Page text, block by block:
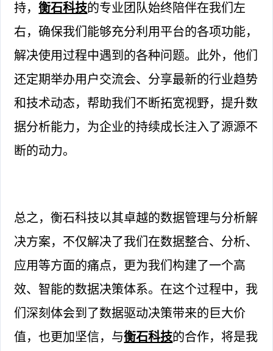
持，衡石科技的专业团队始终陪伴在我们左
右，确保我们能够充分利用平台的各项功能，
解决使用过程中遇到的各种问题。此外，他们
还定期举办用户交流会、分享最新的行业趋势
和技术动态，帮助我们不断拓宽视野，提升数
据分析能力，为企业的持续成长注入了源源不
断的动力。
总之，衡石科技以其卓越的数据管理与分析解
决方案，不仅解决了我们在数据整合、分析、
应用等方面的痛点，更为我们构建了一个高
效、智能的数据决策体系。在这个过程中，我
们深刻体会到了数据驱动决策带来的巨大价
值，也更加坚信，与衡石科技的合作，将是我